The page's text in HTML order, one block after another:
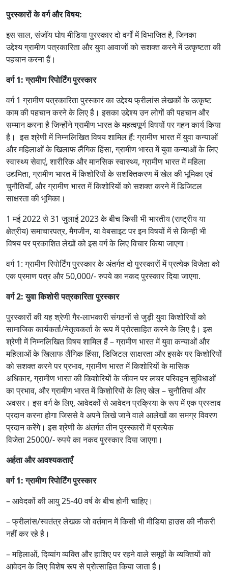
पुरस्कारों के वर्ग और विषय:
इस साल, संजॉय घोष मीडिया पुरस्कार दो वर्गों में विभाजित है, जिनका
उद्देश्य ग्रामीण पत्रकारिता और युवा आवाजों को सशक्त करने में उत्कृष्टता की
पहचान करना हैं।
वर्ग1:ग्रामीण रिपोर्टिंग पुरस्कार
वर्ग 1 ग्रामीण पत्रकारिता पुरस्कार का उद्देश्य फ्रीलांस लेखकों के उत्कृष्ट
काम की पहचान करने के लिए है। इसका उद्देश्य उन लोगों की पहचान और
सम्मान करना है जिन्होंने ग्रामीण भारत के महत्वपूर्ण विषयों पर गहन कार्य किया
है। इस श्रेणी में निम्नलिखित विषय शामिल हैं: ग्रामीण भारत में युवा कन्याओं
और महिलाओं के खिलाफ लैंगिक हिंसा, ग्रामीण भारत में युवा कन्याओं के लिए
स्वास्थ्य सेवाएं, शारीरिक और मानसिक स्वास्थ्य, ग्रामीण भारत में महिला
उद्यमिता, ग्रामीण भारत में किशोरियों के सशक्तिकरण में खेल की भूमिका एवं
चुनौतियाँ, और ग्रामीण भारत में किशोरियों को सशक्त करने में डिजिटल
साक्षरता की भूमिका।
1 मई 2022 से 31 जुलाई 2023 के बीच किसी भी भारतीय (राष्ट्रीय या
क्षेत्रीय) समाचारपत्र, मैगजीन, या वेबसाइट पर इन विषयों में से किन्ही भी
विषय पर प्रकाशित लेखों को इस वर्ग के लिए विचार किया जाएगा।
वर्ग 1: ग्रामीण रिपोर्टिंग पुरस्कार के अंतर्गत दो पुरस्कारों में प्रत्येक विजेता को
एक प्रमाण पत्र और 50,000/- रुपये का नकद पुरस्कार दिया जाएगा.
वर्ग2: युवा किशोरी पत्रकारिता पुरस्कार
पुरस्कारों की यह श्रेणी गैर-लाभकारी संगठनों से जुड़ी युवा किशोरियों को
सामाजिक कार्यकर्ता/नेतृत्वकर्ता के रूप में प्रोत्साहित करने के लिए है। इस
श्रेणी में निम्नलिखित विषय शामिल हैं – ग्रामीण भारत में युवा कन्याओं और
महिलाओं के खिलाफ लैंगिक हिंसा, डिजिटल साक्षरता और इसके पर किशोरियों
को सशक्त करने पर प्रभाव, ग्रामीण भारत में किशोरियों के मासिक
अधिकार, ग्रामीण भारत की किशोरियों के जीवन पर लचर परिवहन सुविधाओं
का प्रभाव, और ग्रामीण भारत में किशोरियों के लिए खेल – चुनौतियां और
अवसर। इस वर्ग के लिए, आवेदकों से आवेदन प्रक्रिया के रूप में एक प्रस्ताव
प्रदान करना होगा जिससे वे अपने लिखे जाने वाले आलेखों का समग्र विवरण
प्रदान करेंगे। इस श्रेणी के अंतर्गत तीन पुरस्कारों में प्रत्येक
विजेता 25000/- रुपये का नकद पुरस्कार दिया जाएगा।
अर्हता और आवश्यकताएँ
वर्ग1:ग्रामीण रिपोर्टिंग पुरस्कार
– आवेदकों की आयु 25-40 वर्ष के बीच होनी चाहिए।
– फ्रीलांस/स्वतंत्र लेखक जो वर्तमान में किसी भी मीडिया हाउस की नौकरी
नहीं कर रहे है।
– महिलाओं, दिव्यांग व्यक्ति और हाशिए पर रहने वाले समूहों के व्यक्तियों को
आवेदन के लिए विशेष रूप से प्रोत्साहित किया जाता है।